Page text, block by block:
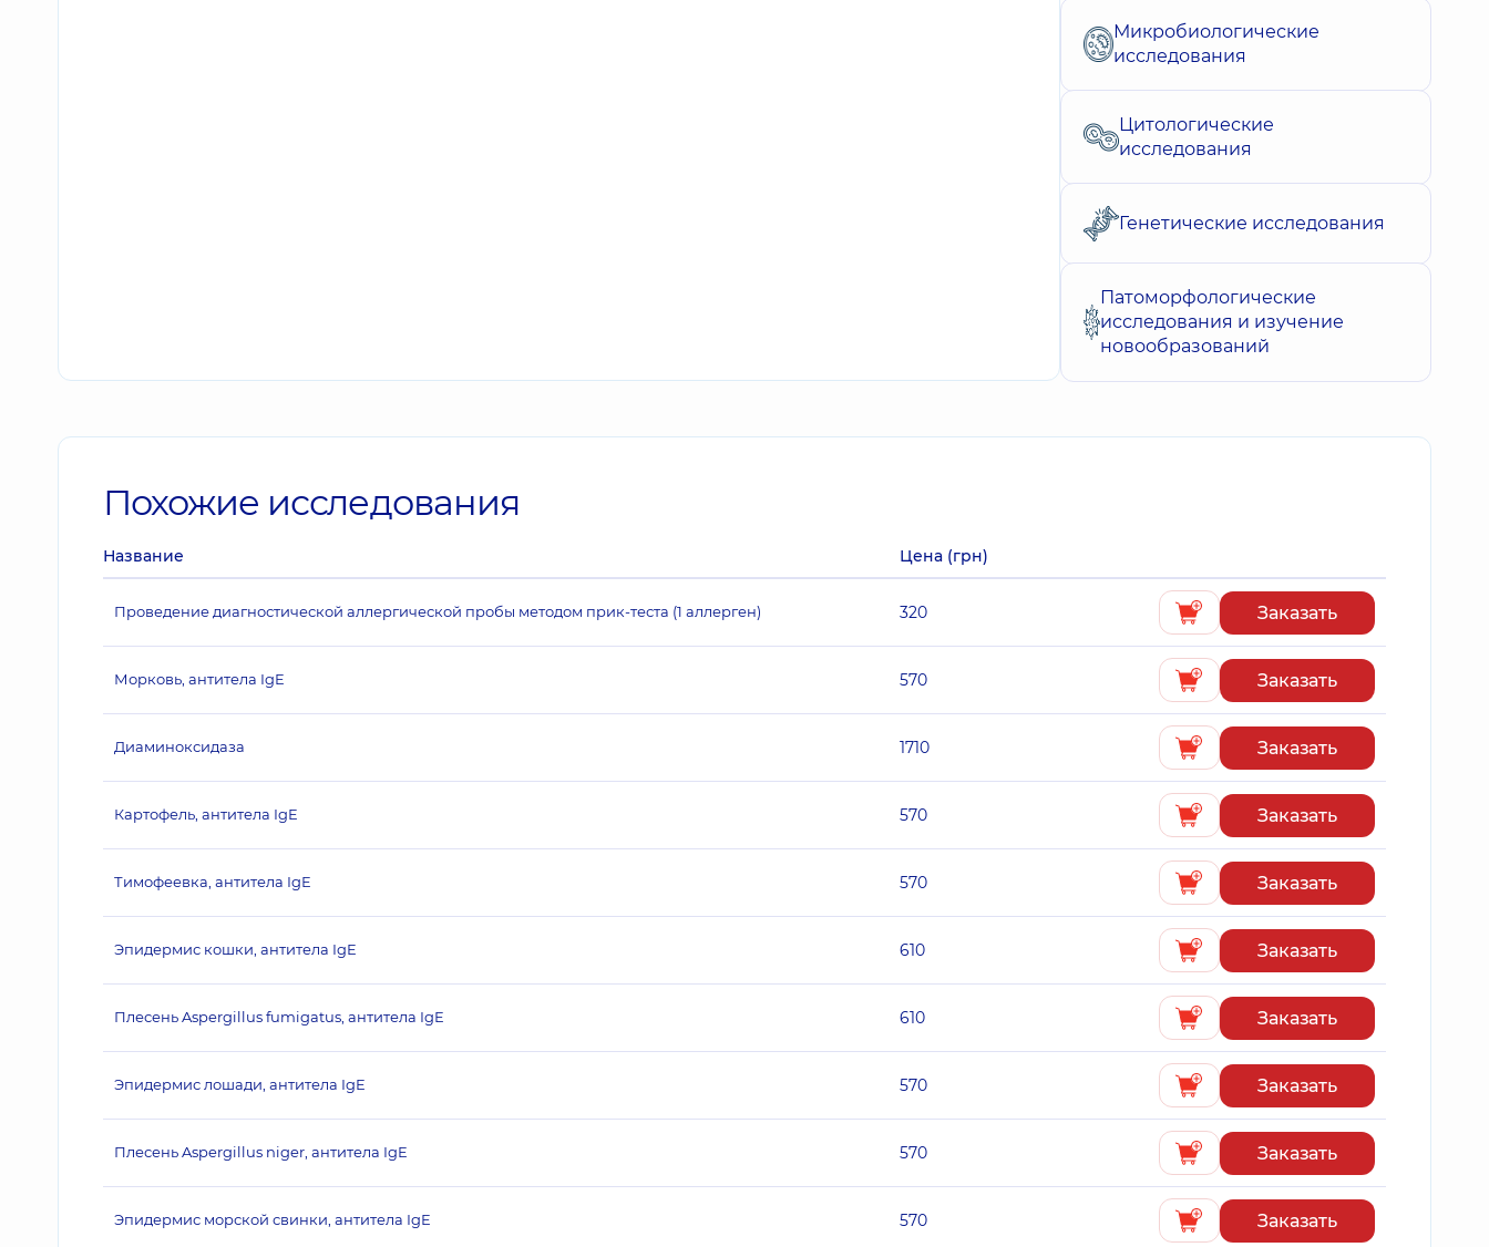
Микробиологические
исследования
Цитологические
исследования
Генетические исследования
Патоморфологические
исследования и изучение
новообразований
Похожие исследования
Название Цена (грн)
Проведение диагностической аллергической пробы методом прик-теста (1 аллерген) 320 Заказать
Морковь, антитела IgE 570 Заказать
Диаминоксидаза 1710 Заказать
Картофель, антитела IgE 570 Заказать
Тимофеевка, антитела IgE 570 Заказать
Эпидермис кошки, антитела IgE 610 Заказать
Плесень Aspergillus fumigatus, антитела IgE 610 Заказать
Эпидермис лошади, антитела IgE 570 Заказать
Плесень Aspergillus niger, антитела IgE 570 Заказать
Эпидермис морской свинки, антитела IgE 570 Заказать